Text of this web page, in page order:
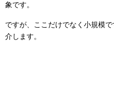
象です。
ですが、ここだけでなく小規模
介します。